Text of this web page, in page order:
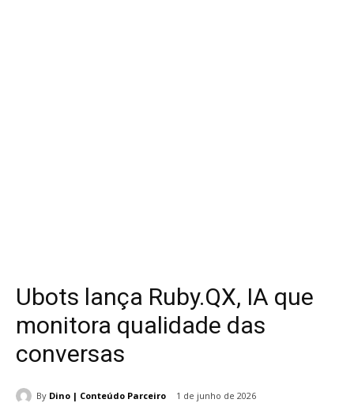
Ubots lança Ruby.QX, IA que
monitora qualidade das
conversas
By Dino | Conteúdo Parceiro 1 de junho de 2026